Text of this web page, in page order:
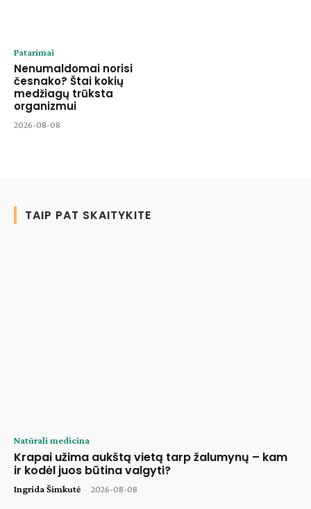
Patarimai
Nenumaldomai norisi
česnako? Štai kokių
medžiagų trūksta
organizmui
2026-08-08
TAIP PAT SKAITYKITE
Natūrali medicina
Krapai užima aukštą vietą tarp žalumynų – kam
ir kodėl juos būtina valgyti?
Ingrida Šimkutė - 2026-08-08